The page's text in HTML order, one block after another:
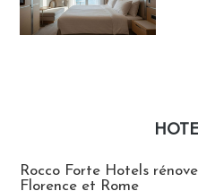
Rocco Forte Hotels
Florence et Rome